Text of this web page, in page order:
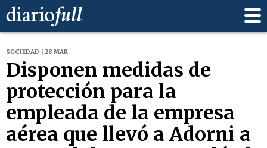
SOCIEDAD | 28 MAR
Disponen medidas de
protección para la
empleada de la empresa
aérea que llevó a Adorni a